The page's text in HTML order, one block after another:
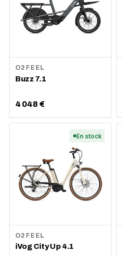
O2FEEL
Buzz 7.1
4 048 €
En stock
O2FEEL
iVog City Up 4.1